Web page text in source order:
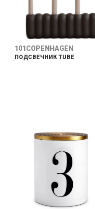
101COPENHAGEN
ПОДСВЕЧНИК TUBE